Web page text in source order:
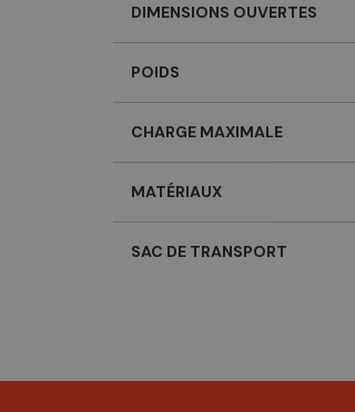
DIMENSIONS OUVERTES
POIDS
CHARGE MAXIMALE
MATÉRIAUX
SAC DE TRANSPORT